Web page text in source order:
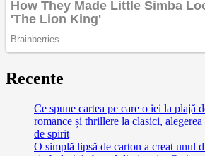
Recente
Ce spune cartea pe care o iei la plajă
romance și thrillere la clasici, alegerea
de spirit
O simplă lipsă de carton a creat unul